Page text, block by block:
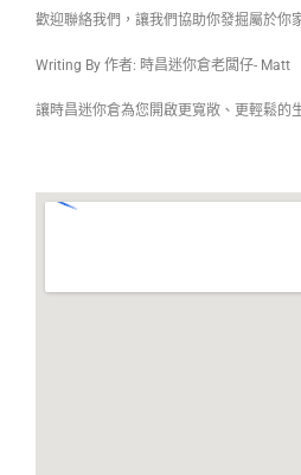
歡迎聯絡我們，讓我們協助你發掘屬於你
Writing By 作者: 時昌迷你倉老闆仔- Matt
讓時昌迷你倉為您開啟更寬敞、更輕鬆的